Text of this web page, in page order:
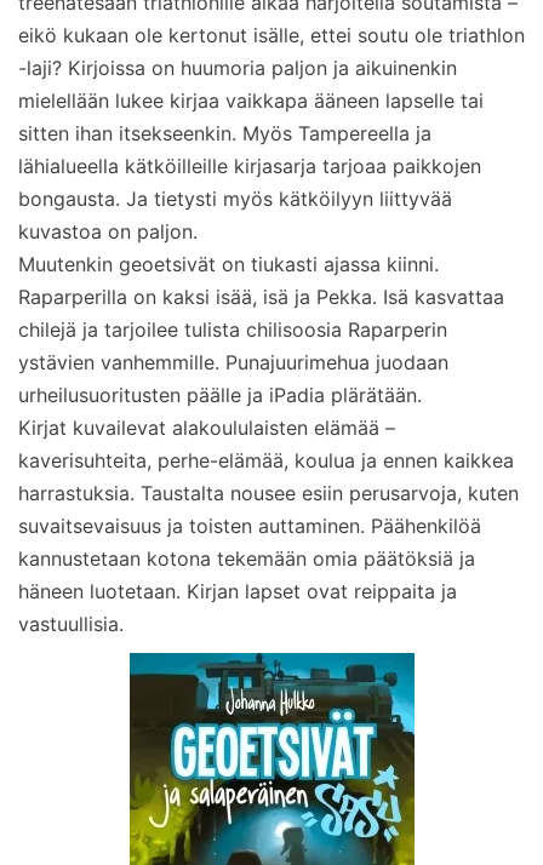
eikö kukaan ole kertonut isälle, ettei soutu ole triathlon
-laji? Kirjoissa on huumoria paljon ja aikuinenkin
mielellään lukee kirjaa vaikkapa ääneen lapselle tai
sitten ihan itsekseenkin. Myös Tampereella ja
lähialueella kätköilleille kirjasarja tarjoaa paikkojen
bongausta. Ja tietysti myös kätköilyyn liittyvää
kuvastoa on paljon.
Muutenkin geoetsivät on tiukasti ajassa kiinni.
Raparperilla on kaksi isää, isä ja Pekka. Isä kasvattaa
chilejä ja tarjoilee tulista chilisoosia Raparperin
ystävien vanhemmille. Punajuurimehua juodaan
urheilusuoritusten päälle ja iPadia plärätään.
Kirjat kuvailevat alakoululaisten elämää –
kaverisuhteita, perhe-elämää, koulua ja ennen kaikkea
harrastuksia. Taustalta nousee esiin perusarvoja, kuten
suvaitsevaisuus ja toisten auttaminen. Päähenkilöä
kannustetaan kotona tekemään omia päätöksiä ja
häneen luotetaan. Kirjan lapset ovat reippaita ja
vastuullisia.